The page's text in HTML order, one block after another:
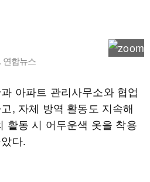
연합뉴스
아파트 관리사무소와 협업
, 자체 방역 활동도 지속해
활동 시 어두운색 옷을 착용
다.